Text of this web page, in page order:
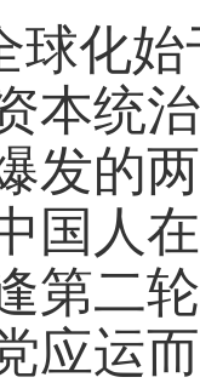
球化
本统
发的
国人
第二
应运